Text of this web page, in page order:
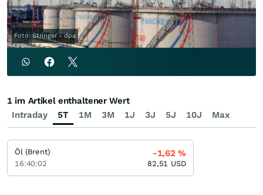
Foto: Stringer - dpa
Intraday 5T 1M 3M 1J 3J 5J 10J Max
1 im Artikel enthaltener Wert
Öl (Brent)
16:40:02
-1,62%
82,51 USD